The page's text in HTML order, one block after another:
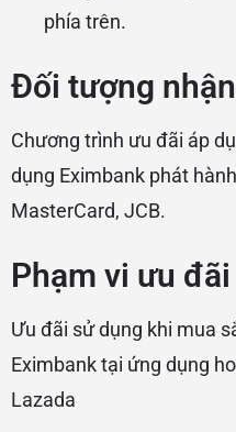
phía trên.
Đối tượng
Chương trình ưu đãi áp
dụng Eximbank phát
MasterCard, JCB.
Phạm vi ưu đãi
Ưu đãi sử dụng khi mua
Eximbank tại ứng dụng
Lazada